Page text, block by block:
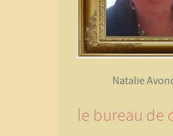
Natalie
le bureau de